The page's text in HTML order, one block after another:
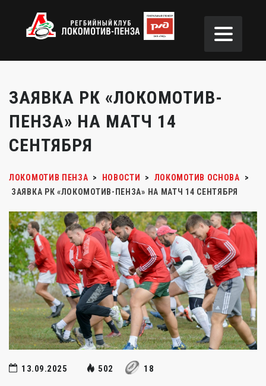
ЗАЯВКА РК «ЛОКОМОТИВ-
ПЕНЗА» НА МАТЧ 14
СЕНТЯБРЯ
ЛОКОМОТИВ ПЕНЗА > НОВОСТИ > ЛОКОМОТИВ ОСНОВА
>
ЗАЯВКА РК «ЛОКОМОТИВ-ПЕНЗА» НА МАТЧ 14 СЕНТЯБРЯ
13.09.2025 502 18